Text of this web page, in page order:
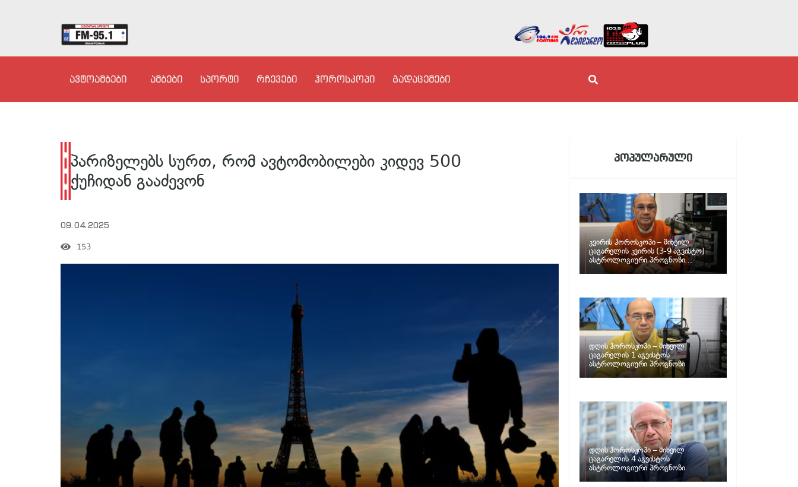
ავტოამბები ამბები სპორტი რჩევები ჰოროსკოპი გადაცემები
პარიზელებს სურთ, რომ ავტომობილები კიდევ 500
ქუჩიდან გააძევონ
09.04.2025
153
პოპულარული
კვირის ჰოროსკოპი – მიხეილ
ცაგარელის კვირის (3-9 აგვისტო)
ასტროლოგიური პროგნოზი
ზოდიაქოს ნიშნებისთვის
დღის ჰოროსკოპი – მიხეილ
ცაგარელის 1 აგვისტოს
ასტროლოგიური პროგნოზი
დღის ჰოროსკოპი – მიხეილ
ცაგარელის 4 აგვისტოს
ასტროლოგიური პროგნოზი